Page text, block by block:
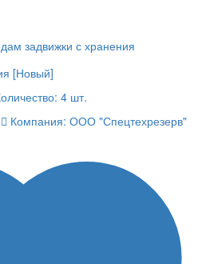
[Новый]
4 шт.
Компания: ООО "Спецтехрезерв"